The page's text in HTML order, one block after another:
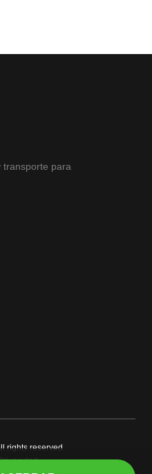
transporte para
rights reserved.